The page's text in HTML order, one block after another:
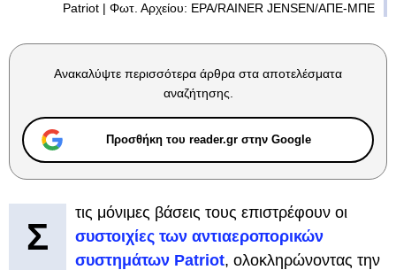
Patriot | Φωτ. Αρχείου: EPA/RAINER JENSEN/ΑΠΕ-ΜΠΕ
Ανακαλύψτε περισσότερα άρθρα στα αποτελέσματα
αναζήτησης.
Προσθήκη του reader.gr στην Google
Σ
τις μόνιμες βάσεις τους επιστρέφουν οι
συστοιχίες των αντιαεροπορικών
συστημάτων Patriot, ολοκληρώνοντας την